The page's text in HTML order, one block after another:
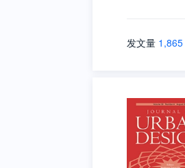
发文量 1,865